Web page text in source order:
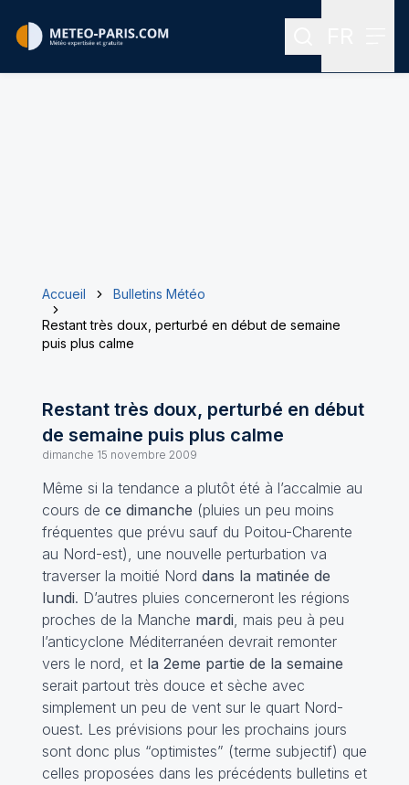
Rechercher
Accueil
Bulletins Météo
Restant très doux, perturbé en début de semaine
puis plus calme
Restant très doux, perturbé en début
de semaine puis plus calme
dimanche 15 novembre 2009
Même si la tendance a plutôt été à l’accalmie au
cours de ce dimanche (pluies un peu moins
fréquentes que prévu sauf du Poitou-Charente
au Nord-est), une nouvelle perturbation va
traverser la moitié Nord dans la matinée de
lundi. D’autres pluies concerneront les régions
proches de la Manche mardi, mais peu à peu
l’anticyclone Méditerranéen devrait remonter
vers le nord, et la 2eme partie de la semaine
serait partout très douce et sèche avec
simplement un peu de vent sur le quart Nord-
ouest. Les prévisions pour les prochains jours
sont donc plus “optimistes” (terme subjectif) que
celles proposées dans les précédents bulletins et